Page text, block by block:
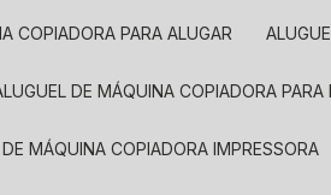
COPIADORA PARA ALUGAR
ALUGUEL DE MÁQUINA COPIADORA PARA
DE MÁQUINA COPIADORA IMPRESSORA